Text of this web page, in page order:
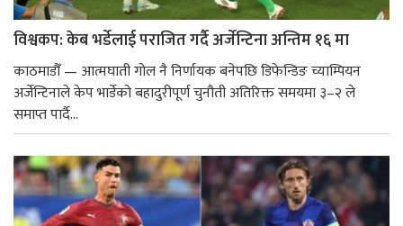
विश्वकप: केब भर्डेलाई पराजित गर्दै अर्जेन्टिना अन्तिम १६ मा
काठमाडौँ — आत्मघाती गोल नै निर्णायक बनेपछि डिफेन्डिङ च्याम्पियन
अर्जेन्टिनाले केप भार्डेको बहादुरीपूर्ण चुनौती अतिरिक्त समयमा ३–२ ले
समाप्त पार्दै...